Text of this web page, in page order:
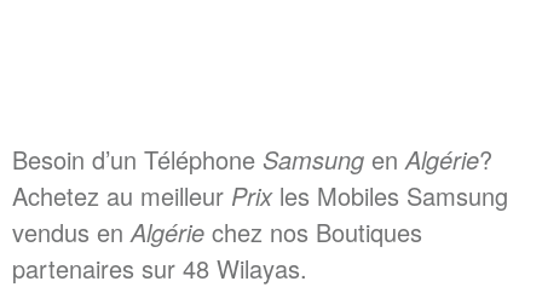
Besoin d’un Téléphone Samsung enAlgérie?
Achetez au meilleur Prixles Mobiles Samsung
vendus enAlgérie chez nos Boutiques
partenaires sur 48 Wilayas.